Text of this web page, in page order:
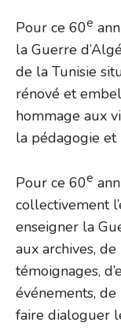
Pour ce 60e
la Guerre
de la Tunisie
rénové et
hommage aux
la pédagogie et
Pour ce 60e
collectivement
enseigner la
aux archives,
témoignages,
événements, de
faire dialoguer